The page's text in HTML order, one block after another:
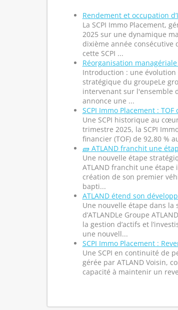
Rendement et occupation
La SCPI Immo Placement,
2025 sur une dynamique
dixième année
cette SCPI ...
Réorganisation
Introduction : une
stratégique du groupeLe
intervenant sur l'ensemble
annonce une ...
SCPI Immo Placement :
Une SCPI historique au
trimestre 2025, la SCPI
financier (TOF) de 92,80 %
🧱 ATLAND franchit une
Une nouvelle étape
ATLAND franchit une
création de son premier
bapti...
ATLAND étend son
Une nouvelle étape dans
d’ATLANDLe Groupe
la gestion d’actifs et
une nouvell...
SCPI Immo Placement :
Une SCPI en continuité de
gérée par ATLAND Voisin,
capacité à maintenir un